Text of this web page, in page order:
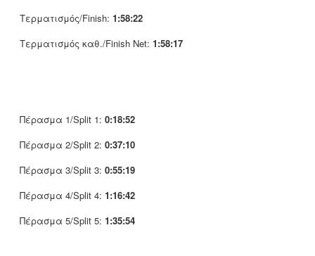
Τερματισμός/Finish: 1:58:22
Τερματισμός καθ./Finish Net: 1:58:17
Πέρασμα 1/Split 1: 0:18:52
Πέρασμα 2/Split 2: 0:37:10
Πέρασμα 3/Split 3: 0:55:19
Πέρασμα 4/Split 4: 1:16:42
Πέρασμα 5/Split 5: 1:35:54